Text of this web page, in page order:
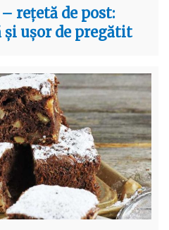
rețetă de post:
și ușor de pregătit